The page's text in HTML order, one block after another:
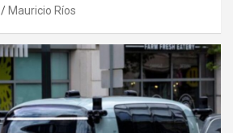
Mauricio Ríos